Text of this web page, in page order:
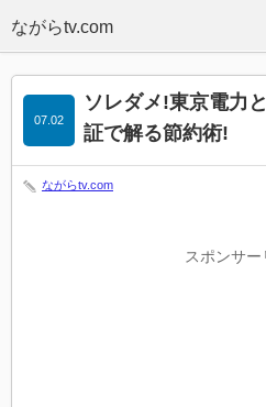
ソレダメ!東京電力
証で解る節約術!
07.02
ながらtv.com
スポンサー